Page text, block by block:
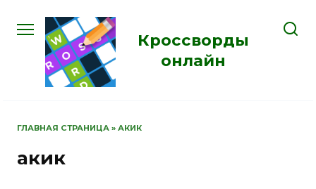
содержанию
Кроссворды
онлайн
ГЛАВНАЯ СТРАНИЦА » АКИК
акик